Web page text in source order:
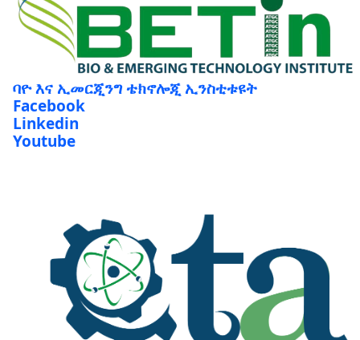
ባዮ እና ኢመርጂንግ ቴክኖሎጂ ኢንስቲቱዩት
Facebook
Linkedin
Youtube